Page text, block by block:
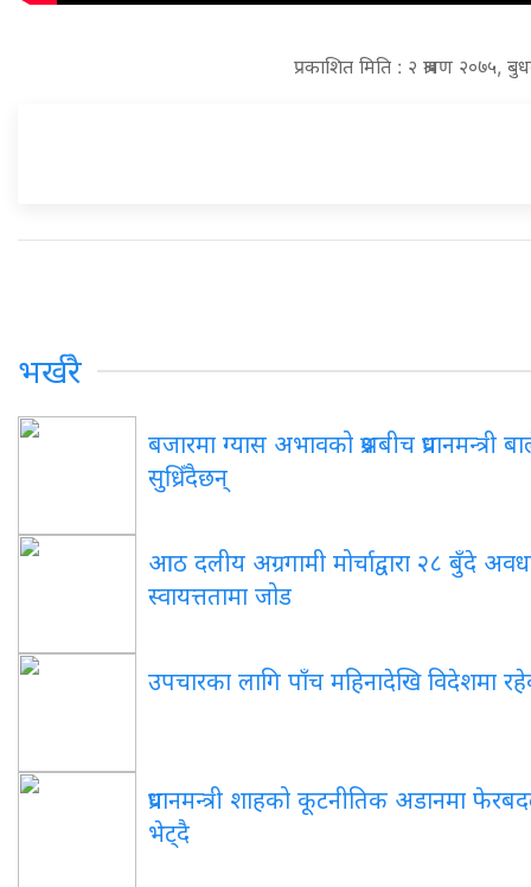
प्रकाशित मिति : २ श्रावण २०७५,
भर्खरै
बजारमा ग्यास अभावको प्रश्नबीच
सुध्रिँदैछन्
आठ दलीय अग्रगामी मोर्चाद्वारा २८ बुँदे
स्वायत्ततामा जोड
उपचारका लागि पाँच महिनादेखि विदेशमा
प्रधानमन्त्री शाहको कूटनीतिक अडानमा
भेट्दै